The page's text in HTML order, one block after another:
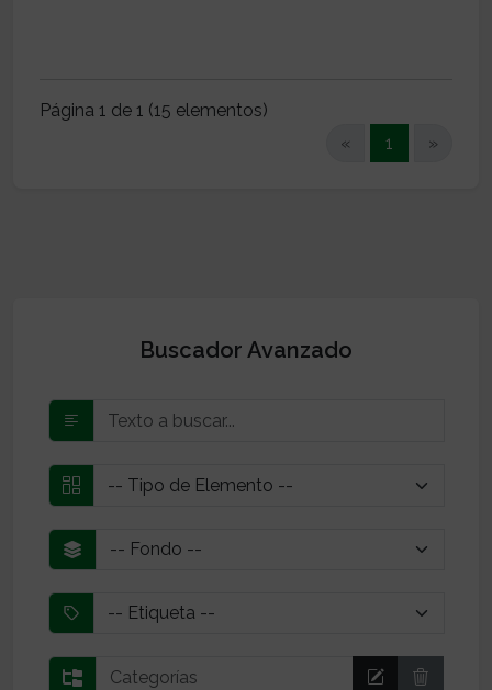
Página 1 de 1 (15 elementos)
«
1 (current)
»
Buscador Avanzado